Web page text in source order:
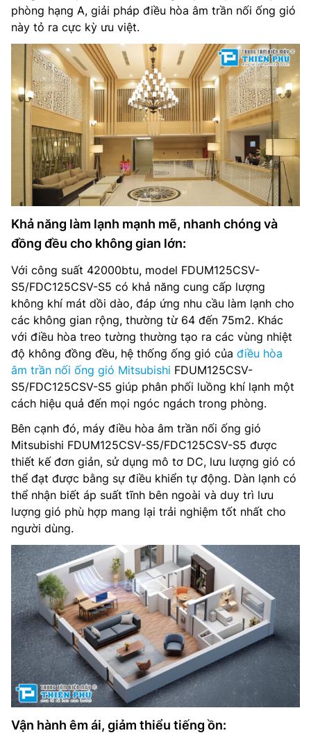
phòng hạng A, giải pháp điều hòa âm trần nối ống gió
này tỏ ra cực kỳ ưu việt.
Khả năng làm lạnh mạnh mẽ, nhanh chóng và
đồng đều cho không gian lớn:
Với công suất 42000btu, model FDUM125CSV-
S5/FDC125CSV-S5 có khả năng cung cấp lượng
không khí mát dồi dào, đáp ứng nhu cầu làm lạnh cho
các không gian rộng, thường từ 64 đến 75m2. Khác
với điều hòa treo tường thường tạo ra các vùng nhiệt
độ không đồng đều, hệ thống ống gió của điều hòa
âm trần nối ống gió Mitsubishi FDUM125CSV-
S5/FDC125CSV-S5 giúp phân phối luồng khí lạnh một
cách hiệu quả đến mọi ngóc ngách trong phòng.
Bên cạnh đó, máy điều hòa âm trần nối ống gió
Mitsubishi FDUM125CSV-S5/FDC125CSV-S5 được
thiết kế đơn giản, sử dụng mô tơ DC, lưu lượng gió có
thể đạt được bằng sự điều khiển tự động. Dàn lạnh có
thể nhận biết áp suất tĩnh bên ngoài và duy trì lưu
lượng gió phù hợp mang lại trải nghiệm tốt nhất cho
người dùng.
Vận hành êm ái, giảm thiểu tiếng ồn: